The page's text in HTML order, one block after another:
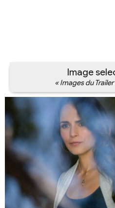
Image
« Images du